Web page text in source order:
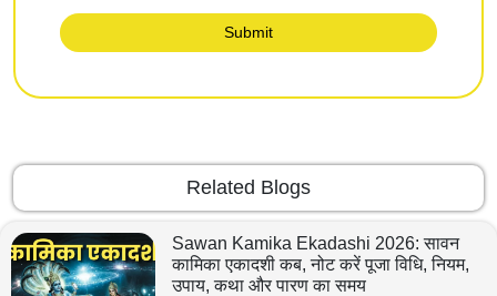
Submit
Related Blogs
Sawan Kamika Ekadashi 2026: सावन
कामिका एकादशी कब, नोट करें पूजा विधि, नियम,
उपाय, कथा और पारण का समय